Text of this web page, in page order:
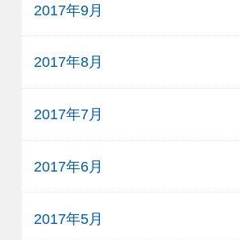
2017年9月
2017年8月
2017年7月
2017年6月
2017年5月